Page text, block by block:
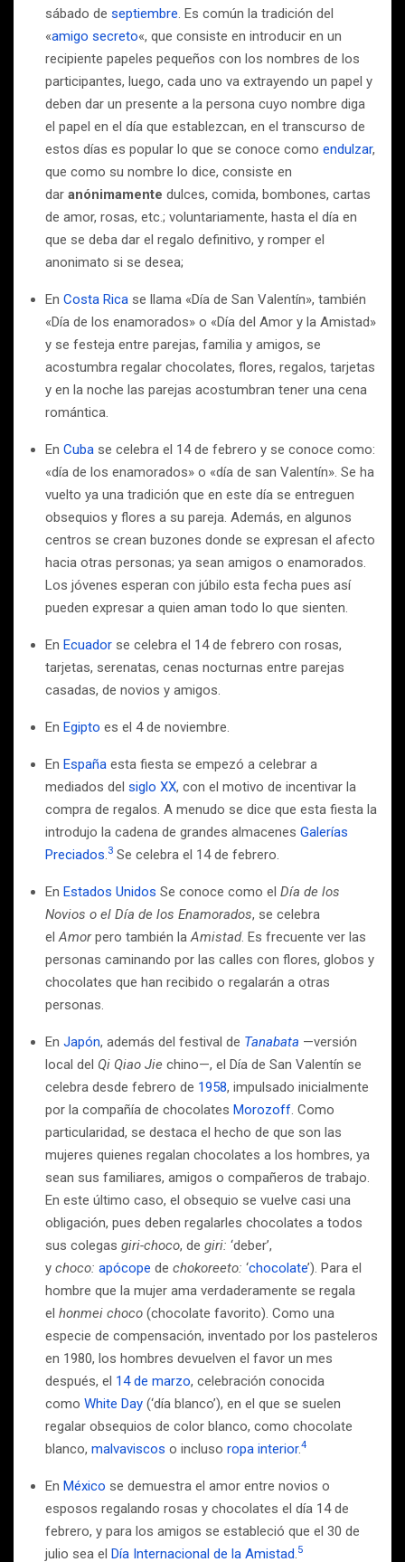
sábado de septiembre. Es común la tradición del
«amigo secreto«, que consiste en introducir en un
recipiente papeles pequeños con los nombres de los
participantes, luego, cada uno va extrayendo un papel y
deben dar un presente a la persona cuyo nombre diga
el papel en el día que establezcan, en el transcurso de
estos días es popular lo que se conoce como endulzar,
que como su nombre lo dice, consiste en
dar anónimamente dulces, comida, bombones, cartas
de amor, rosas, etc.; voluntariamente, hasta el día en
que se deba dar el regalo definitivo, y romper el
anonimato si se desea;
En Costa Rica se llama «Día de San Valentín», también
«Día de los enamorados» o «Día del Amor y la Amistad»
y se festeja entre parejas, familia y amigos, se
acostumbra regalar chocolates, flores, regalos, tarjetas
y en la noche las parejas acostumbran tener una cena
romántica.
En Cuba se celebra el 14 de febrero y se conoce como:
«día de los enamorados» o «día de san Valentín». Se ha
vuelto ya una tradición que en este día se entreguen
obsequios y flores a su pareja. Además, en algunos
centros se crean buzones donde se expresan el afecto
hacia otras personas; ya sean amigos o enamorados.
Los jóvenes esperan con júbilo esta fecha pues así
pueden expresar a quien aman todo lo que sienten.
En Ecuador se celebra el 14 de febrero con rosas,
tarjetas, serenatas, cenas nocturnas entre parejas
casadas, de novios y amigos.
En Egipto es el 4 de noviembre.
En España esta fiesta se empezó a celebrar a
mediados del siglo XX, con el motivo de incentivar la
compra de regalos. A menudo se dice que esta fiesta la
introdujo la cadena de grandes almacenes Galerías
Preciados.3 Se celebra el 14 de febrero.
En Estados Unidos Se conoce como el Día de los
Novios o el Día de los Enamorados, se celebra
elAmorpero también laAmistad. Es frecuente ver las
personas caminando por las calles con flores, globos y
chocolates que han recibido o regalarán a otras
personas.
En Japón, además del festival de Tanabata —versión
local del Qi Qiao Jie chino—, el Día de San Valentín se
celebra desde febrero de 1958, impulsado inicialmente
por la compañía de chocolates Morozoff. Como
particularidad, se destaca el hecho de que son las
mujeres quienes regalan chocolates a los hombres, ya
sean sus familiares, amigos o compañeros de trabajo.
En este último caso, el obsequio se vuelve casi una
obligación, pues deben regalarles chocolates a todos
sus colegas giri-choco, de giri: ‘deber’,
y choco: apócope de chokoreeto: ‘chocolate’). Para el
hombre que la mujer ama verdaderamente se regala
el honmei choco (chocolate favorito). Como una
especie de compensación, inventado por los pasteleros
en 1980, los hombres devuelven el favor un mes
después, el 14 de marzo, celebración conocida
como White Day (‘día blanco’), en el que se suelen
regalar obsequios de color blanco, como chocolate
blanco, malvaviscos o incluso ropa interior.4
En México se demuestra el amor entre novios o
esposos regalando rosas y chocolates el día 14 de
febrero, y para los amigos se estableció que el 30 de
julio sea el Día Internacional de la Amistad.5